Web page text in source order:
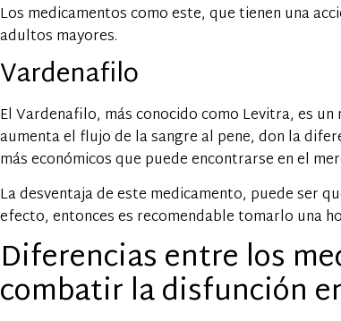
Los medicamentos como este, que tienen una
adultos mayores.
Vardenafilo
El Vardenafilo, más conocido como Levitra, es
aumenta el flujo de la sangre al pene, don la
más económicos que puede encontrarse en el
La desventaja de este medicamento, puede ser
efecto, entonces es recomendable tomarlo una
Diferencias entre los
combatir la disfunción